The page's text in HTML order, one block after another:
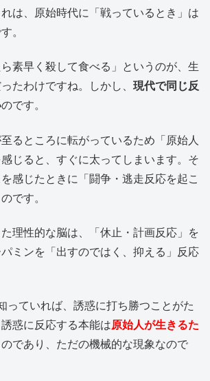
は、原始時代に「戦っているとき」は
。
ら素早く殺して食べる」というのが、生
たわけですね。しかし、 現代で同じ反
のです。
るところに転がっているため「原始人
じると、すぐに太ってしまいます。そ
感じたときに「闘争・逃走反応を起こ
です。
理性的な脳は、「休止・計画反応」を
ミンを「出すのではく、抑える」反応
っていれば、誘惑に打ち勝つことがた
惑に反応する本能は原始人が生きるた
のであり、ただの機械的な現象なので